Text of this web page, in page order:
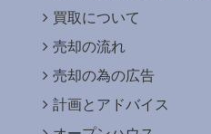
買取について
売却の流れ
売却の為の広告
計画とアドバイス